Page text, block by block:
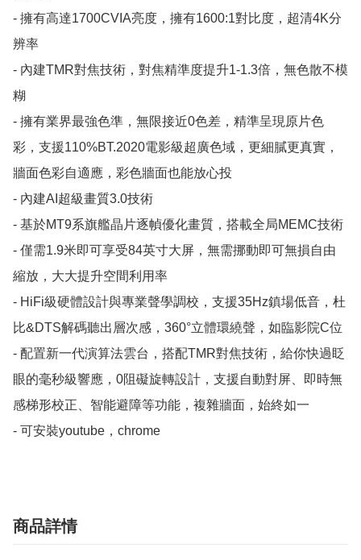
- 擁有高達1700CVIA亮度，擁有1600:1對比度，超清4K分
辨率
- 內建TMR對焦技術，對焦精準度提升1-1.3倍，無色散不模
糊
- 擁有業界最強色準，無限接近0色差，精準呈現原片色
彩，支援110%BT.2020電影級超廣色域，更細膩更真實，
牆面色彩自適應，彩色牆面也能放心投
- 內建AI超級畫質3.0技術
- 基於MT9系旗艦晶片逐幀優化畫質，搭載全局MEMC技術
- 僅需1.9米即可享受84英寸大屏，無需挪動即可無損自由
縮放，大大提升空間利用率
- HiFi級硬體設計與專業聲學調校，支援35Hz鎮場低音，杜
比&DTS解碼聽出層次感，360°立體環繞聲，如臨影院C位
- 配置新一代演算法雲台，搭配TMR對焦技術，給你快過眨
眼的毫秒級響應，0阻礙旋轉設計，支援自動對屏、即時無
感梯形校正、智能避障等功能，複雜牆面，始終如一
- 可安裝youtube，chrome
商品詳情